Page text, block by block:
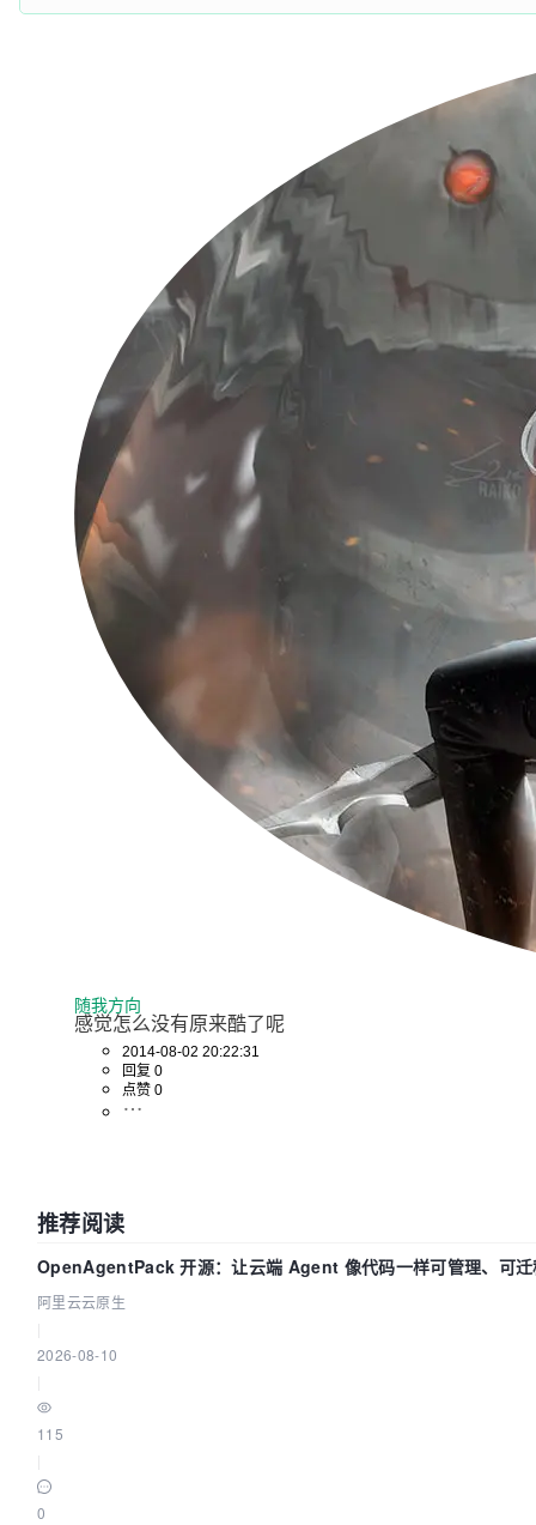
随我方向
感觉怎么没有原来酷了呢
2014-08-02 20:22:31
回复 0
点赞 0
推荐阅读
OpenAgentPack 开源：让云端 Agent 像代码一样可管理、可迁
阿里云云原生
2026-08-10
115
0